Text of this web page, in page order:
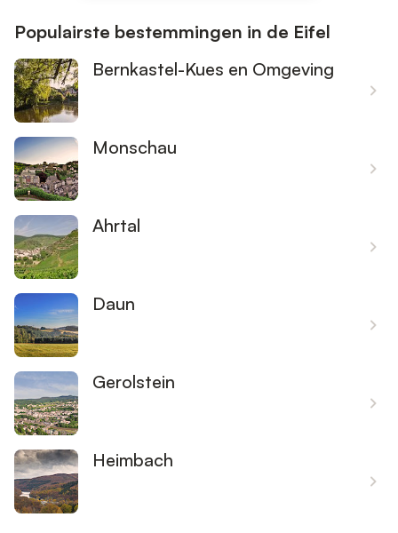
Populairste bestemmingen in de Eifel
Bernkastel-Kues en Omgeving
Monschau
Ahrtal
Daun
Gerolstein
Heimbach